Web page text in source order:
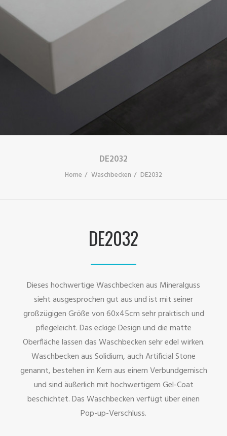
DE2032
Home Waschbecken DE2032
DE2032
Dieses hochwertige Waschbecken aus Mineralguss
sieht ausgesprochen gut aus und ist mit seiner
großzügigen Größe von 60x45cm sehr praktisch und
pflegeleicht. Das eckige Design und die matte
Oberfläche lassen das Waschbecken sehr edel wirken.
Waschbecken aus Solidium, auch Artificial Stone
genannt, bestehen im Kern aus einem Verbundgemisch
und sind äußerlich mit hochwertigem Gel-Coat
beschichtet. Das Waschbecken verfügt über einen
Pop-up-Verschluss.